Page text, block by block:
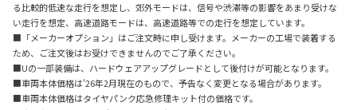
る比較的低速な走行を想定し、郊外モードは、信号や渋滞等の影響をあまり受けな
い走行を想定、高速道路モードは、高速道路等での走行を想定しています。
■「メーカーオプション」はご注文時に申し受けます。メーカーの工場で装着する
ため、ご注文後はお受けできませんのでご了承ください。
■Uの一部装備は、ハードウェアアップグレードとして後付けが可能となります。
■車両本体価格は'26年2月現在のもので、予告なく変更となる場合があります。
■車両本体価格はタイヤパンク応急修理キット付の価格です。